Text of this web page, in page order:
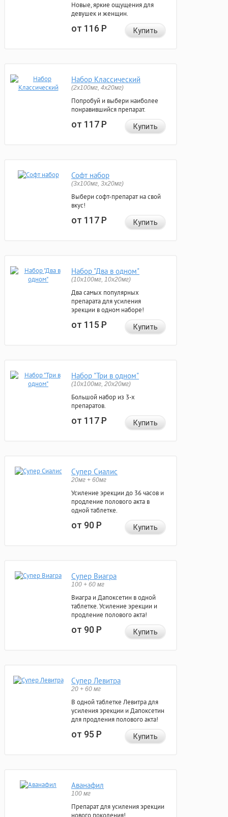
Новые, яркие ощущения для
девушек и женщин.
от 116Р Купить
Набор Классический
(2x100мг, 4x20мг)
Попробуй и выбери наиболее
понравившийся препарат.
от 117Р Купить
Софт набор
(3x100мг, 3x20мг)
Выбери софт-препарат на свой
вкус!
от 117Р Купить
Набор "Два в одном"
(10x100мг, 10x20мг)
Два самых популярных
препарата для усиления
эрекции в одном наборе!
от 115Р Купить
Набор "Три в одном"
(10x100мг, 20x20мг)
Большой набор из 3-х
препаратов.
от 117Р Купить
Супер Сиалис
20мг + 60мг
Усиление эрекции до 36 часов и
продление полового акта в
одной таблетке.
от 90Р Купить
Супер Виагра
100 + 60 мг
Виагра и Дапоксетин в одной
таблетке. Усиление эрекции и
продление полового акта!
от 90Р Купить
Супер Левитра
20 + 60 мг
В одной таблетке Левитра для
усиления эрекции и Дапоксетин
для продления полового акта!
от 95Р Купить
Аванафил
100 мг
Препарат для усиления эрекции